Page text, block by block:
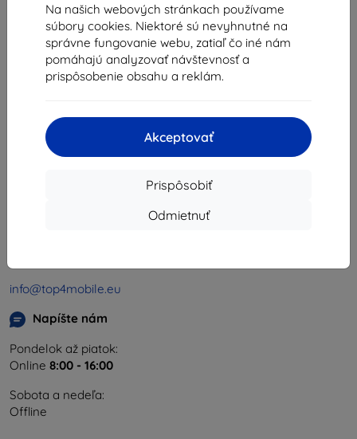
Na našich webových stránkach používame
súbory cookies. Niektoré sú nevyhnutné na
správne fungovanie webu, zatiaľ čo iné nám
pomáhajú analyzovať návštevnosť a
prispôsobenie obsahu a reklám.
Akceptovať
Prispôsobiť
Odmietnuť
Shield-Sk s.r.o.
Ulica Rudolfa Mocka 3750/2A
841 04 Bratislava
info@top4mobile.eu
Napíšte nám
Pondelok až piatok:
Online 8:00 - 16:00
Sobota a nedeľa:
Offline